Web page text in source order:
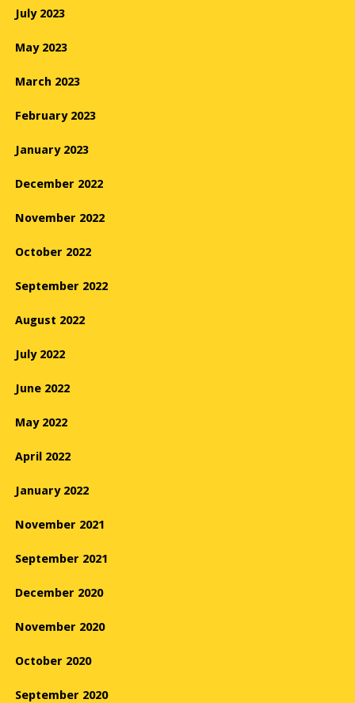
July 2023
May 2023
March 2023
February 2023
January 2023
December 2022
November 2022
October 2022
September 2022
August 2022
July 2022
June 2022
May 2022
April 2022
January 2022
November 2021
September 2021
December 2020
November 2020
October 2020
September 2020